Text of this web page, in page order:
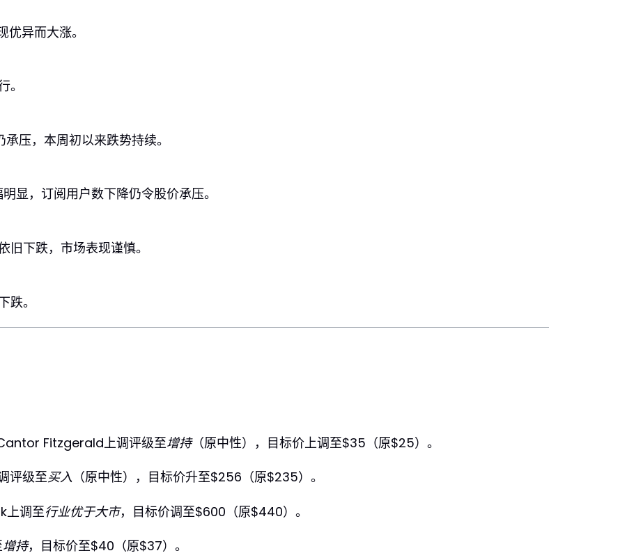
异而大涨。
。
压，本周初以来跌势持续。
显，订阅用户数下降仍令股价承压。
下跌，市场表现谨慎。
跌。
Fitzgerald上调评级至增持（原中性），目标价上调至$35（原$25）。
评级至买入 （原中性），目标价升至$256（原$235）。
调至行业优于大市，目标价调至$600（原$440）。
增持，目标价至$40（原$37）。